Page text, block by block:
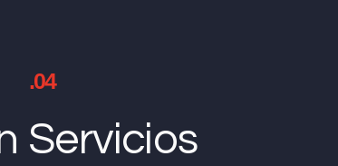
.04
Servicios